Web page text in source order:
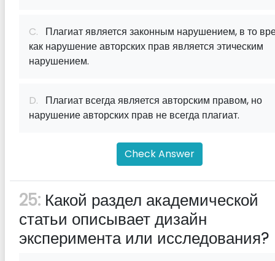
C. Плагиат является законным нарушением, в то
как нарушение авторских прав является этическим
нарушением.
D. Плагиат всегда является авторским правом, но
нарушение авторских прав не всегда плагиат.
Check Answer
25: Какой раздел академической
статьи описывает дизайн
эксперимента или исследования?